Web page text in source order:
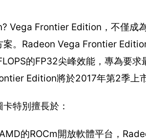
Vega Frontier Edition，不僅成
案。Radeon Vega Frontier
的FP32尖峰效能，專為要
Edition將於2017年第2季上市
特別擅長於：
的ROCm開放軟體平台，